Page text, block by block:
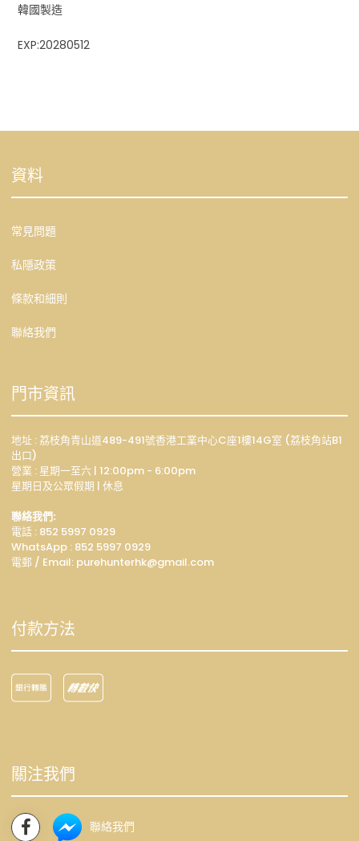
韓國製造
EXP:20280512
資料
常見問題
私隱政策
條款和細則
聯絡我們
門市資訊
地址 : 荔枝角青山道489-491號香港工業中心C座1樓14G室 (荔枝角站B1
出口)
營業 : 星期一至六 | 12:00pm - 6:00pm
星期日及公眾假期 | 休息
聯絡我們:
電話 : 852 5997 0929
WhatsApp : 852 5997 0929
電郵 / Email: purehunterhk@gmail.com
付款方法
關注我們
聯絡我們